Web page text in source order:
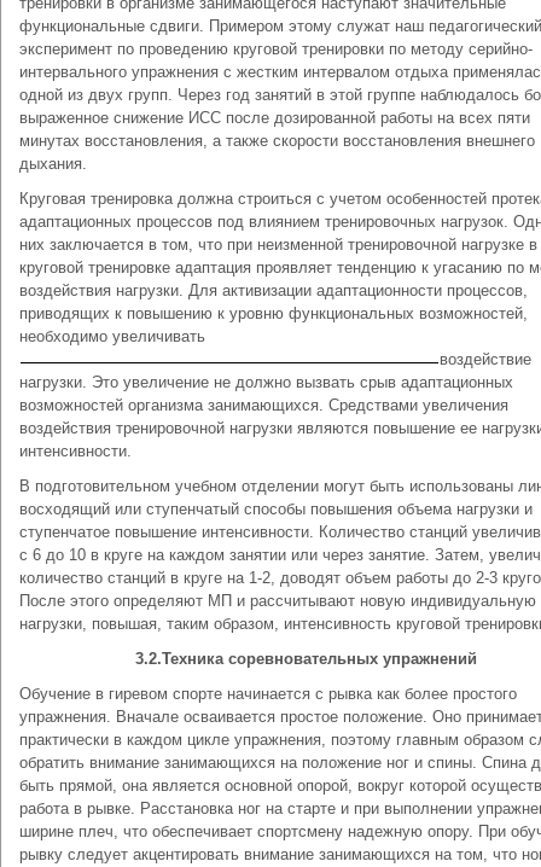
функциональные сдвиги. Примером этому служат наш педагогический
эксперимент по проведению круговой тренировки по методу серийно-
интервального упражнения с жестким интервалом отдыха
одной из двух групп. Через год занятий в этой группе наблюдалось
выраженное снижение ИСС после дозированной работы на всех пяти
минутах восстановления, а также скорости восстановления внешнего
дыхания.
Круговая тренировка должна строиться с учетом особенностей
адаптационных процессов под влиянием тренировочных нагрузок.
них заключается в том, что при неизменной тренировочной нагрузке в
круговой тренировке адаптация проявляет тенденцию к угасанию по
воздействия нагрузки. Для активизации адаптационности процессов,
приводящих к повышению к уровню функциональных возможностей,
необходимо увеличивать
воздействие
нагрузки. Это увеличение не должно вызвать срыв адаптационных
возможностей организма занимающихся. Средствами увеличе­ния
воздействия тренировочной нагрузки являются повышение ее
интенсивности.
В подготовительном учебном отделении могут быть использованы
восходящий или ступенчатый способы повышения объема нагрузки и
ступенчатое повышение интенсивности. Количество станций
с 6 до 10 в круге на каждом занятии или через занятие. Затем,
количество станций в круге на 1-2, доводят объем работы до 2-3
После этого определяют МП и рассчитывают новую индивидуальную
нагрузки, по­вышая, таким образом, интенсивность круговой
3.2.Техника соревновательных упражнений
Обучение в гиревом спорте начинается с рывка как более простого
упражнения. Вначале осваивается простое положение. Оно
практически в каждом цикле упражнения, поэтому главным образом
обратить внимание занимающихся на положение ног и спины. Спина
быть прямой, она является основной опорой, вокруг которой
работа в рывке. Расстановка ног на старте и при выполнении
ширине плеч, что обеспечивает спортсмену надежную опору. При
рывку следует акцентировать внимание занимающихся на том, что